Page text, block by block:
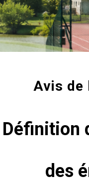
Avis de
Définition
des